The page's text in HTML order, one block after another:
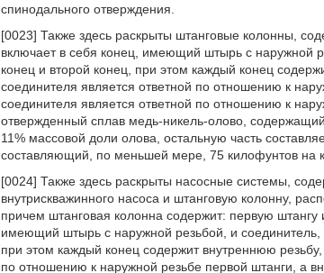
спинодального отверждения.
[0023] Также здесь раскрыты штанговые колонны,
включает в себя конец, имеющий штырь с наружной
конец и второй конец, при этом каждый конец
соединителя является ответной по отношению к
соединителя является ответной по отношению к
отвержденный сплав медь-никель-олово,
11% массовой доли олова, остальную часть
составляющий, по меньшей мере, 75 килофунтов на
[0024] Также здесь раскрыты насосные системы,
внутрискважинного насоса и штанговую колонну,
причем штанговая колонна содержит: первую штангу
имеющий штырь с наружной резьбой, и
при этом каждый конец содержит внутреннюю
по отношению к наружной резьбе первой штанги, а